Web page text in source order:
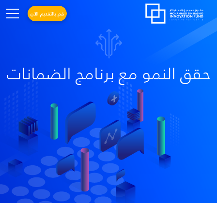
قم بالتقديم الآن
حقق النمو مع برنامج الضمانات